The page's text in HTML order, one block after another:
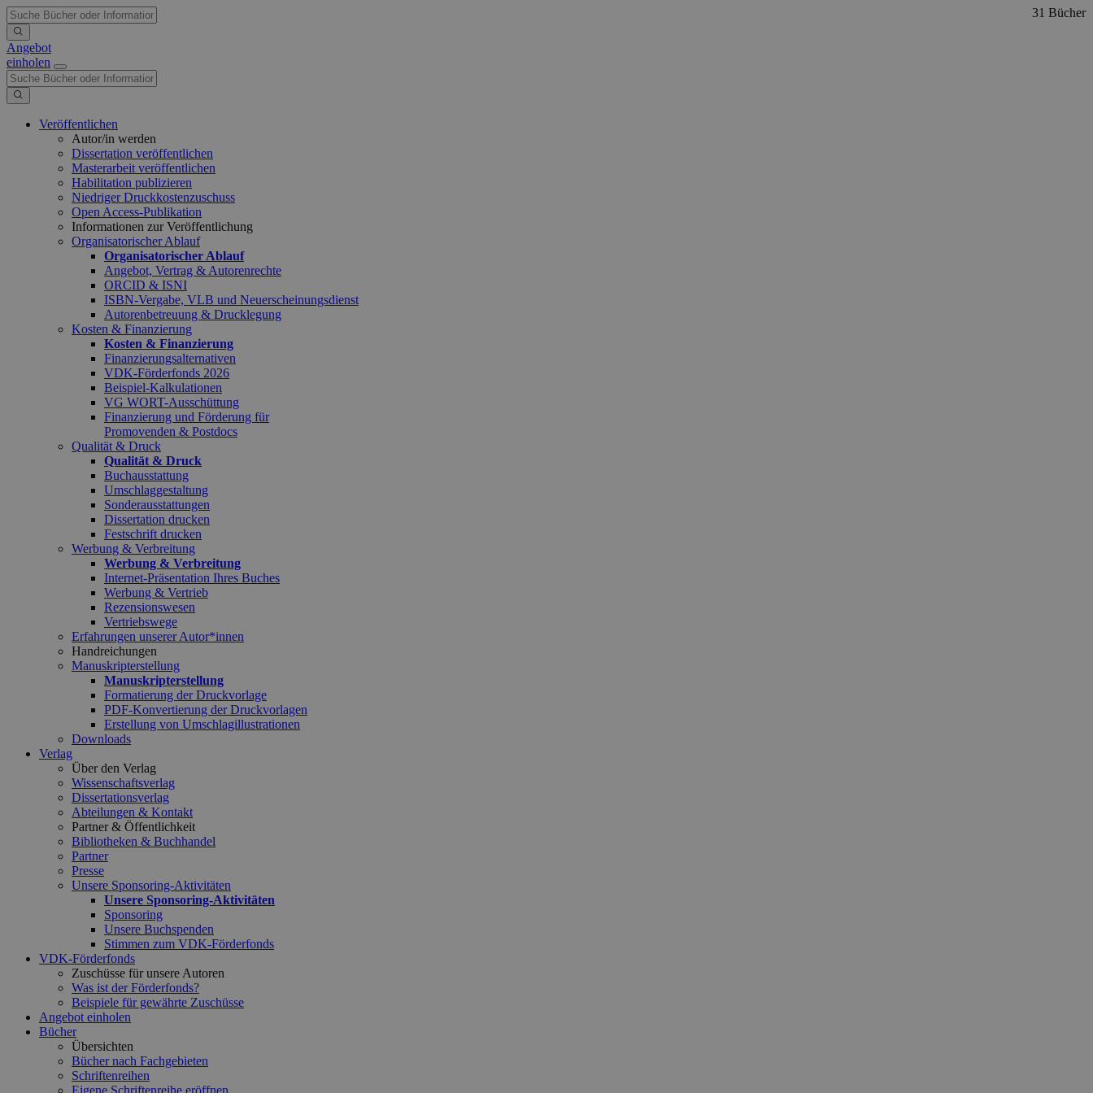
Angebot
einholen
Veröffentlichen
Autor/in werden
Dissertation veröffentlichen
Masterarbeit veröffentlichen
Habilitation publizieren
Niedriger Druckkostenzuschuss
Open Access-Publikation
Informationen zur Veröffentlichung
Organisatorischer Ablauf
Organisatorischer Ablauf
Angebot, Vertrag & Autorenrechte
ORCID & ISNI
ISBN-Vergabe, VLB und Neuerscheinungsdienst
Autorenbetreuung & Drucklegung
Kosten & Finanzierung
Kosten & Finanzierung
Finanzierungsalternativen
VDK-Förderfonds 2026
Beispiel-Kalkulationen
VG WORT-Ausschüttung
Finanzierung und Förderung für
Promovenden & Postdocs
Qualität & Druck
Qualität & Druck
Buchausstattung
Umschlaggestaltung
Sonderausstattungen
Dissertation drucken
Festschrift drucken
Werbung & Verbreitung
Werbung & Verbreitung
Internet-Präsentation Ihres Buches
Werbung & Vertrieb
Rezensionswesen
Vertriebswege
Erfahrungen unserer Autor*innen
Handreichungen
Manuskripterstellung
Manuskripterstellung
Formatierung der Druckvorlage
PDF-Konvertierung der Druckvorlagen
Erstellung von Umschlagillustrationen
Downloads
Verlag
Über den Verlag
Wissenschaftsverlag
Dissertationsverlag
Abteilungen & Kontakt
Partner & Öffentlichkeit
Bibliotheken & Buchhandel
Partner
Presse
Unsere Sponsoring-Aktivitäten
Unsere Sponsoring-Aktivitäten
Sponsoring
Unsere Buchspenden
Stimmen zum VDK-Förderfonds
VDK-Förderfonds
Zuschüsse für unsere Autoren
Was ist der Förderfonds?
Beispiele für gewährte Zuschüsse
Angebot einholen
Bücher
Übersichten
Bücher nach Fachgebieten
Schriftenreihen
Eigene Schriftenreihe eröffnen
31 Bücher